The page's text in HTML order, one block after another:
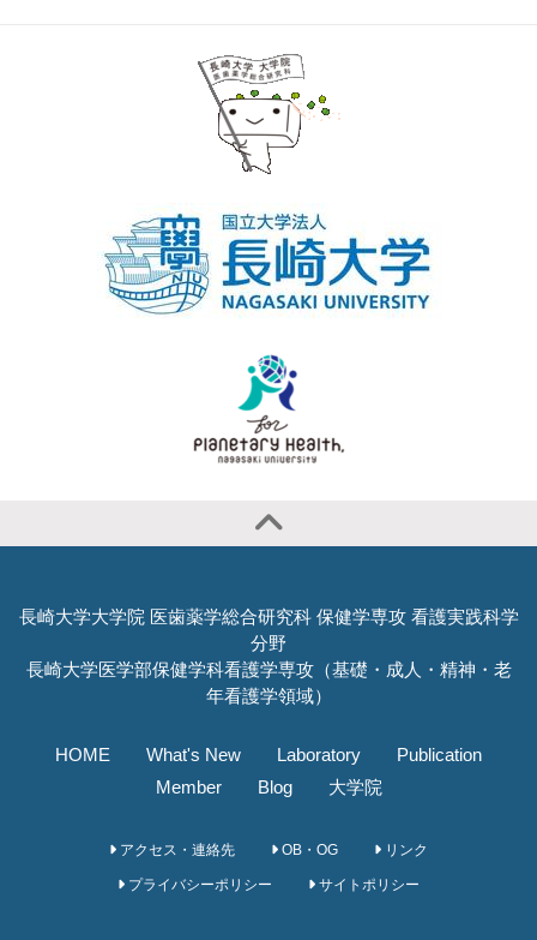
長崎大学大学院 医歯薬学総合研究科 保健学専攻 看護実践科学
分野
長崎大学医学部保健学科看護学専攻（基礎・成人・精神・老
年看護学領域）
HOME What's New Laboratory
Publication
Member
Blog 大学院
アクセス・連絡先 OB・OG リンク
プライバシーポリシー サイトポリシー